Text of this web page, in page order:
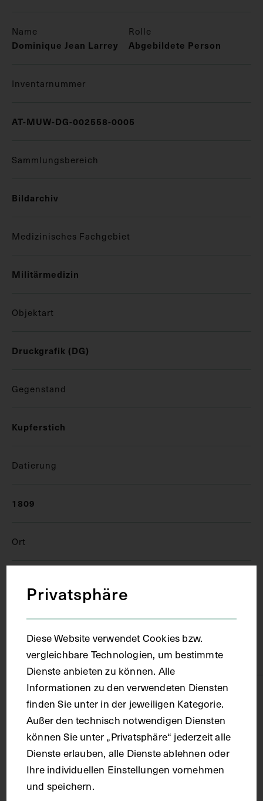
Name Rolle
Dominique Jean Larrey Abgebildete Person
Inventarnummer
AT-MUW-DG-002558-0005
Sammlungsbereich
Bildarchiv
Medizinisches Fachgebiet
Militärmedizin
Objektart
Druckgrafik (DG)
Gegenstand
Kupferstich
Datierung
1809
Ort
Material
Karton
Technik
Kupferstich
Maße
Privatsphäre
Diese Website verwendet Cookies bzw.
vergleichbare Technologien, um bestimmte
Dienste anbieten zu können. Alle
Informationen zu den verwendeten Diensten
finden Sie unter in der jeweiligen Kategorie.
Außer den technisch notwendigen Diensten
können Sie unter „Privatsphäre“ jederzeit alle
Dienste erlauben, alle Dienste ablehnen oder
Ihre individuellen Einstellungen vornehmen
und speichern.